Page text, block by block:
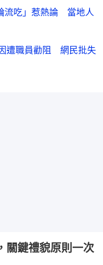
流吃」惹熱論 當地人
遭職員勸阻 網民批失
關鍵禮貌原則一次